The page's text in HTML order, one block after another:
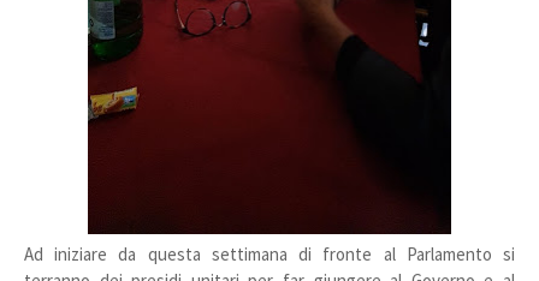
Ad iniziare da questa settimana di fronte al Parlamento si